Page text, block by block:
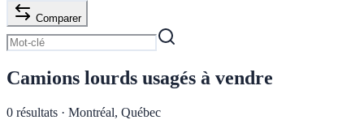
Comparer
Camions lourds usagés à vendre
0 résultats · Montréal, Québec